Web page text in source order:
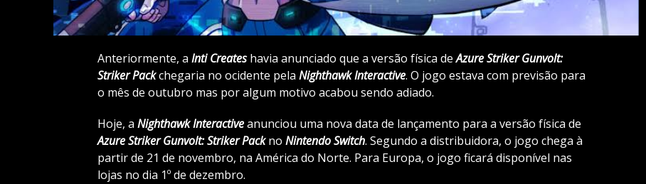
Anteriormente, a Inti Createshavia anunciado que a versão física deAzure Striker Gunvolt:
Striker Packchegaria no ocidente pela NighthawkInteractive. O jogo estava com previsão para
o mês de outubro mas por algum motivo acabou sendo adiado.
Hoje, a NighthawkInteractiveanunciou uma nova data de lançamento para a versão física de
Azure Striker Gunvolt: Striker Packno Nintendo Switch. Segundo a distribuidora, o jogo chega à
partir de 21 de novembro, na América do Norte. Para Europa, o jogo ficará disponível nas
lojas no dia 1º de dezembro.